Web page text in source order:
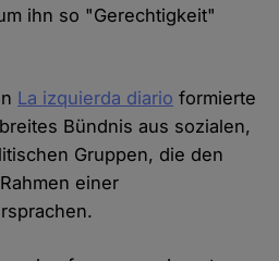
ihn so "Gerechtigkeit"
La izquierda diario formierte
Bündnis aus sozialen,
Gruppen, die den
einer